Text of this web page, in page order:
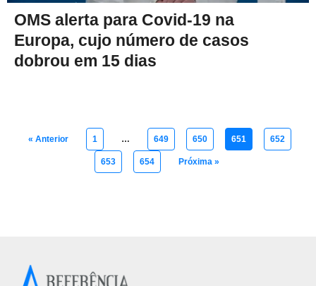
OMS alerta para Covid-19 na
Europa, cujo número de casos
dobrou em 15 dias
« Anterior 1 … 649 650 651 652
653 654 Próxima »